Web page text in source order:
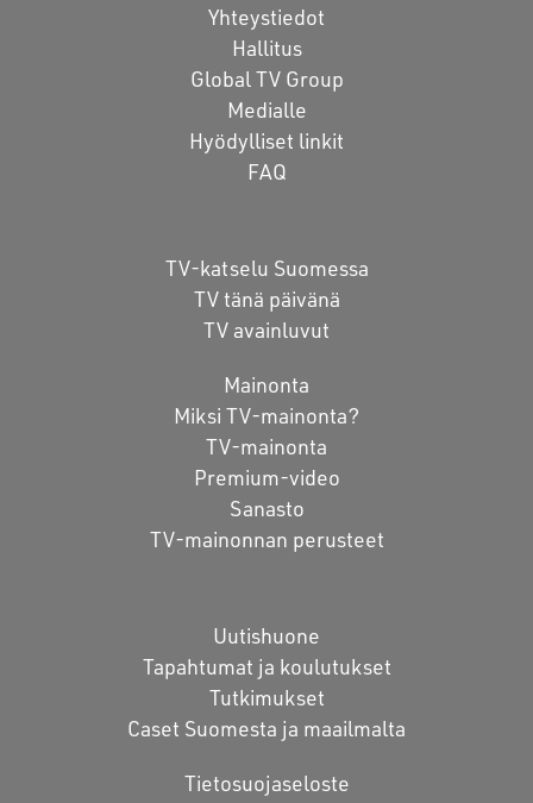
Yhteystiedot
Hallitus
Global TV Group
Medialle
Hyödylliset linkit
FAQ
TV-katselu Suomessa
TV tänä päivänä
TV avainluvut
Mainonta
Miksi TV-mainonta?
TV-mainonta
Premium-video
Sanasto
TV-mainonnan perusteet
Uutishuone
Tapahtumat ja koulutukset
Tutkimukset
Caset Suomesta ja maailmalta
Tietosuojaseloste